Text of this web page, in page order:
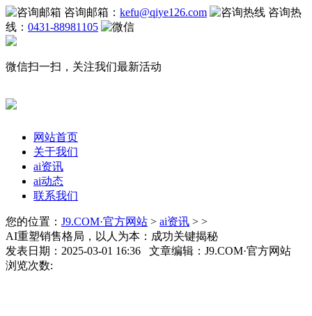
咨询邮箱： kefu@qiye126.com
咨询热
线： 0431-88981105
微信扫一扫，关注我们最新活动
网站首页
关于我们
ai资讯
ai动态
联系我们
您的位置： J9.COM·官方网站 > ai资讯 > >
AI重塑销售格局，以人为本：成功关键揭秘
发表日期：2025-03-01 16:36 文章编辑：J9.COM·官方网站
浏览次数: